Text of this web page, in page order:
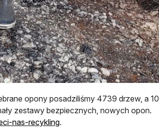
opony posadziliśmy 4739 drzew, a 10
zestawy bezpiecznych, nowych opon.
nas-recyklingotwiera się w nowej karcie
.